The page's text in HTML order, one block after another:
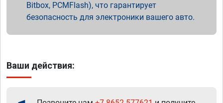
Bitbox, PCMFlash), что гарантирует
безопасность для электроники вашего авто.
Ваши действия: